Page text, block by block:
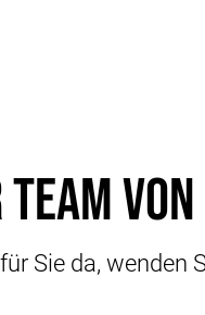
Sie da, wenden